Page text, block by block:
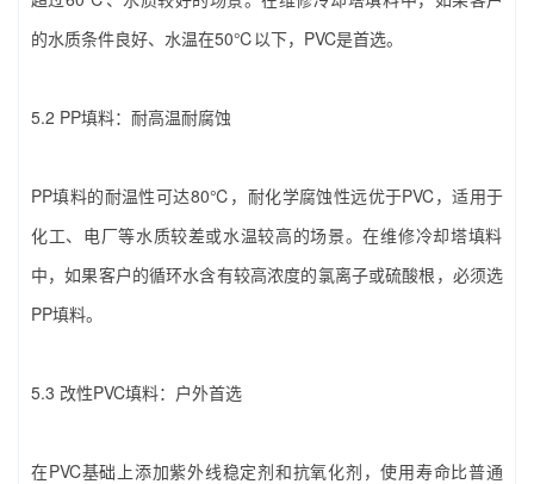
的水质条件良好、水温在50℃以下，PVC是首选。
5.2 PP填料：耐高温耐腐蚀
PP填料的耐温性可达80℃，耐化学腐蚀性远优于PVC，适用于
化工、电厂等水质较差或水温较高的场景。在‌维修冷却塔填料‌
中，如果客户的循环水含有较高浓度的氯离子或硫酸根，必须选
PP填料。
5.3 改性PVC填料：户外首选
在PVC基础上添加紫外线稳定剂和抗氧化剂，使用寿命比普通